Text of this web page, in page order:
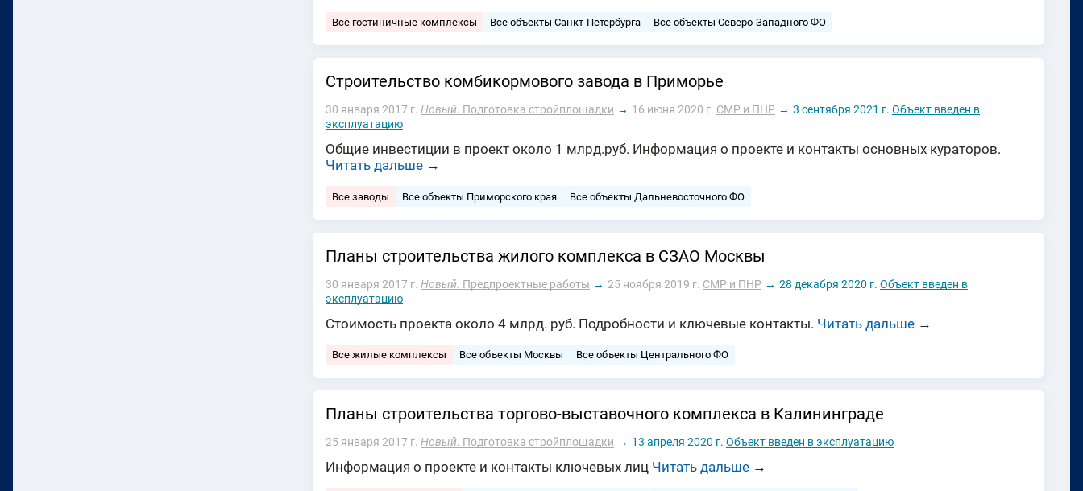
Все гостиничные комплексы Все объекты Санкт-Петербурга Все объекты Северо-Западного ФО
Строительство комбикормового завода в Приморье
30 января 2017 г. Новый. Подготовка стройплощадки → 16 июня 2020 г. СМР и ПНР → 3 сентября 2021 г. Объект введен в
эксплуатацию
Общие инвестиции в проект около 1 млрд.руб. Информация о проекте и контакты основных кураторов.
Читать дальше →
Все заводы Все объекты Приморского края Все объекты Дальневосточного ФО
Планы строительства жилого комплекса в СЗАО Москвы
30 января 2017 г. Новый. Предпроектные работы → 25 ноября 2019 г. СМР и ПНР → 28 декабря 2020 г. Объект введен в
эксплуатацию
Стоимость проекта около 4 млрд. руб. Подробности и ключевые контакты. Читать дальше →
Все жилые комплексы Все объекты Москвы Все объекты Центрального ФО
Планы строительства торгово-выставочного комплекса в Калининграде
25 января 2017 г. Новый. Подготовка стройплощадки → 13 апреля 2020 г. Объект введен в эксплуатацию
Информация о проекте и контакты ключевых лиц Читать дальше →